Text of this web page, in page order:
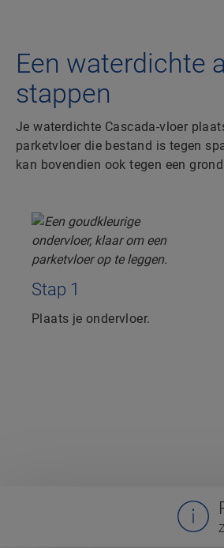
Een waterdichte
stappen
Je waterdichte Cascada-vloer
parketvloer die bestand is tegen
kan bovendien ook tegen een
Stap 1
Plaats je ondervloer.